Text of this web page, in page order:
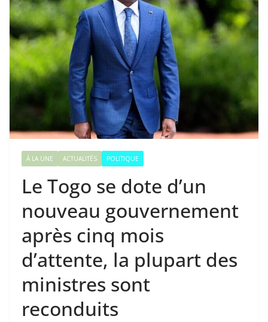
À LA UNE ACTUALITÉS POLITIQUE
Le Togo se dote d’un
nouveau gouvernement
après cinq mois
d’attente, la plupart des
ministres sont
reconduits